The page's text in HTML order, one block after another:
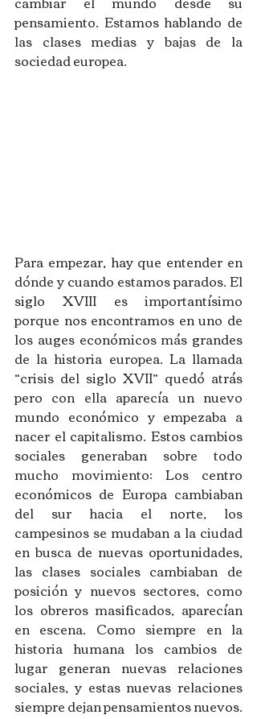
pensamiento. Estamos hablando de
las clases medias y bajas de la
sociedad europea.
Para empezar, hay que entender en
dónde y cuando estamos parados. El
siglo XVIII es importantísimo
porque nos encontramos en uno de
los auges económicos más grandes
de la historia europea. La llamada
“crisis del siglo XVII” quedó atrás
pero con ella aparecía un nuevo
mundo económico y empezaba a
nacer el capitalismo. Estos cambios
sociales generaban sobre todo
mucho movimiento: Los centro
económicos de Europa cambiaban
del sur hacia el norte, los
campesinos se mudaban a la ciudad
en busca de nuevas oportunidades,
las clases sociales cambiaban de
posición y nuevos sectores, como
los obreros masificados, aparecían
en escena. Como siempre en la
historia humana los cambios de
lugar generan nuevas relaciones
sociales, y estas nuevas relaciones
siempre dejan pensamientos nuevos.